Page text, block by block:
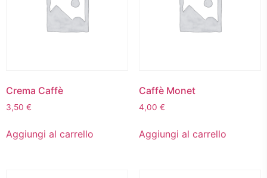
Crema Caffè
3,50 €
Aggiungi al carrello
Caffè Monet
4,00 €
Aggiungi al carrello